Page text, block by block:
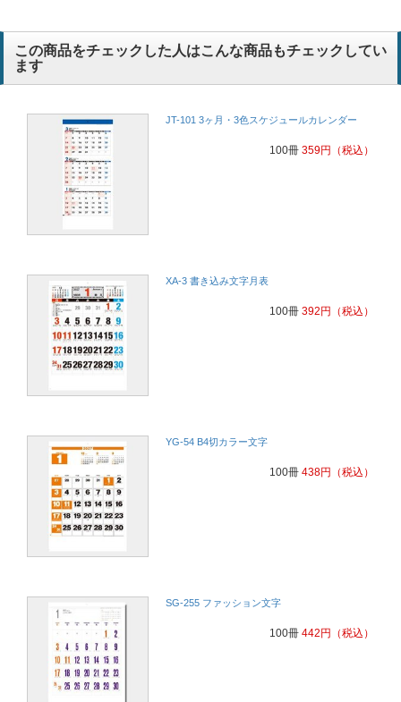
この商品をチェックした人はこんな商品もチェックしてい
ます
JT-101 3ヶ月・3色スケジュールカレンダー
100冊 359円 （税込）
XA-3 書き込み文字月表
100冊 392 円 （税込）
YG-54 B4切カラー文字
100冊 438円 （税込）
SG-255 ファッション文字
100冊 442円 （税込）